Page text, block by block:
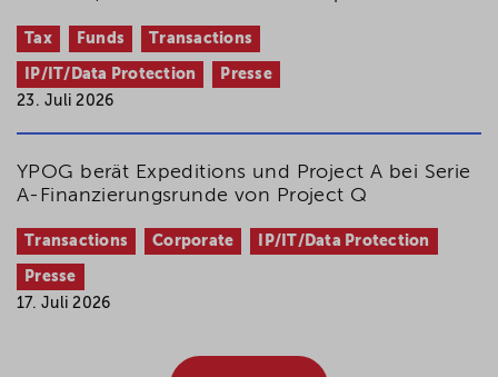
Tax Funds Transactions
IP/IT/Data Protection
Presse
23. Juli 2026
YPOG berät Expeditions und Project A bei Serie
A-Finanzierungsrunde von Project Q
Transactions Corporate IP/IT/Data Protection
Presse
17. Juli 2026